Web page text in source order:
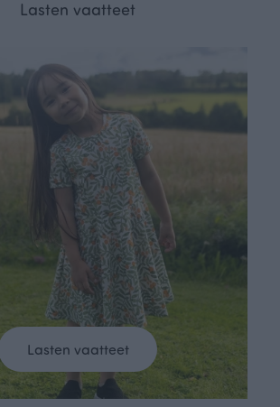
Lasten vaatteet
Lasten vaatteet